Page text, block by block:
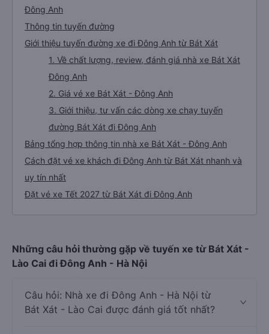
Đông Anh
Thông tin tuyến đường
Giới thiệu tuyến đường xe đi Đông Anh từ Bát Xát
1. Về chất lượng, review, đánh giá nhà xe Bát Xát
Đông Anh
2. Giá vé xe Bát Xát - Đông Anh
3. Giới thiệu, tư vấn các dòng xe chạy tuyến
đường Bát Xát đi Đông Anh
Bảng tổng hợp thông tin nhà xe Bát Xát - Đông Anh
Cách đặt vé xe khách đi Đông Anh từ Bát Xát nhanh và
uy tín nhất
Đặt vé xe Tết 2027 từ Bát Xát đi Đông Anh
Những câu hỏi thường gặp về tuyến xe từ Bát Xát -
Lào Cai đi Đông Anh - Hà Nội
Câu hỏi: Nhà xe đi Đông Anh - Hà Nội từ
Bát Xát - Lào Cai được đánh giá tốt nhất?